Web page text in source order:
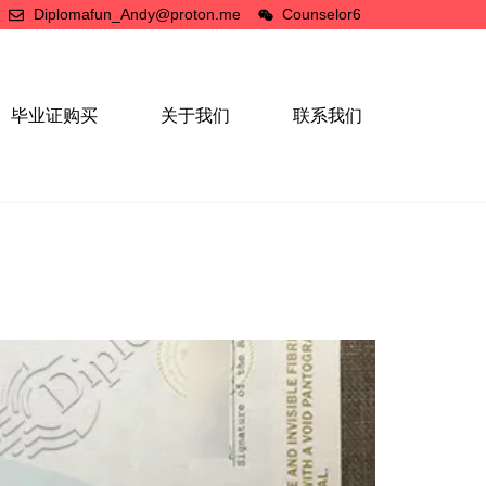
Diplomafun_Andy@proton.me Counselor6
毕业证购买 关于我们 联系我们